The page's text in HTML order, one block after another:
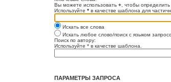
Вы можете использовать + , чтобы
Используйте * в качестве шаблона для
Искать все слова
Искать любое слово/поиск с языком
Поиск по автору:
Используйте * в качестве шаблона.
ПАРАМЕТРЫ ЗАПРОСА